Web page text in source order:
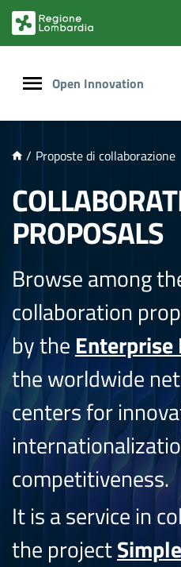
PRINCIPALE
Open Innovation
/ Proposte di collaborazione
PROPOSALS
Browse among
collaboration
by the
the worldwide
centers for
competitiveness.
It is a service in
the project